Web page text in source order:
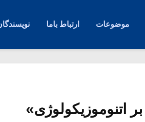
موضوعات ارتباط باما
اتنوموزیکولوژی»